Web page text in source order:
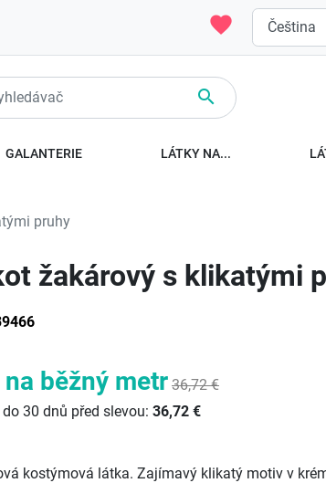
favorite

GALANTERIE LÁTKY NA...
pruhy
žakárový s klikatými
na běžný metr 36,72 €
30 dnů před slevou: 36,72 €
kostýmová látka. Zajímavý klikatý motiv v